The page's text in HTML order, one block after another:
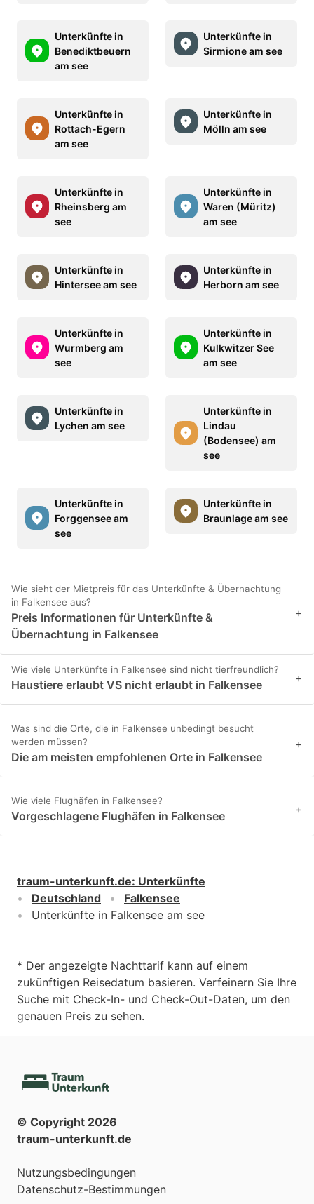
Unterkünfte in
Benediktbeuern
am see
Unterkünfte in
Sirmione am see
Unterkünfte in
Rottach-Egern
am see
Unterkünfte in
Mölln am see
Unterkünfte in
Rheinsberg am
see
Unterkünfte in
Waren (Müritz)
am see
Unterkünfte in
Hintersee am see
Unterkünfte in
Herborn am see
Unterkünfte in
Wurmberg am
see
Unterkünfte in
Kulkwitzer See
am see
Unterkünfte in
Lychen am see
Unterkünfte in
Lindau
(Bodensee) am
see
Unterkünfte in
Forggensee am
see
Unterkünfte in
Braunlage am see
Wie sieht der Mietpreis für das Unterkünfte & Übernachtung
in Falkensee aus?
Preis Informationen für Unterkünfte &
Übernachtung in Falkensee
+
Wie viele Unterkünfte in Falkensee sind nicht tierfreundlich?
Haustiere erlaubt VS nicht erlaubt in Falkensee +
Was sind die Orte, die in Falkensee unbedingt besucht
werden müssen?
Die am meisten empfohlenen Orte in Falkensee
+
Wie viele Flughäfen in Falkensee?
Vorgeschlagene Flughäfen in Falkensee +
traum-unterkunft.de: Unterkünfte
Deutschland
Falkensee
Unterkünfte in Falkensee am see
* Der angezeigte Nachttarif kann auf einem
zukünftigen Reisedatum basieren. Verfeinern Sie Ihre
Suche mit Check-In- und Check-Out-Daten, um den
genauen Preis zu sehen.
© Copyright 2026
traum-unterkunft.de
Nutzungsbedingungen
Datenschutz-Bestimmungen